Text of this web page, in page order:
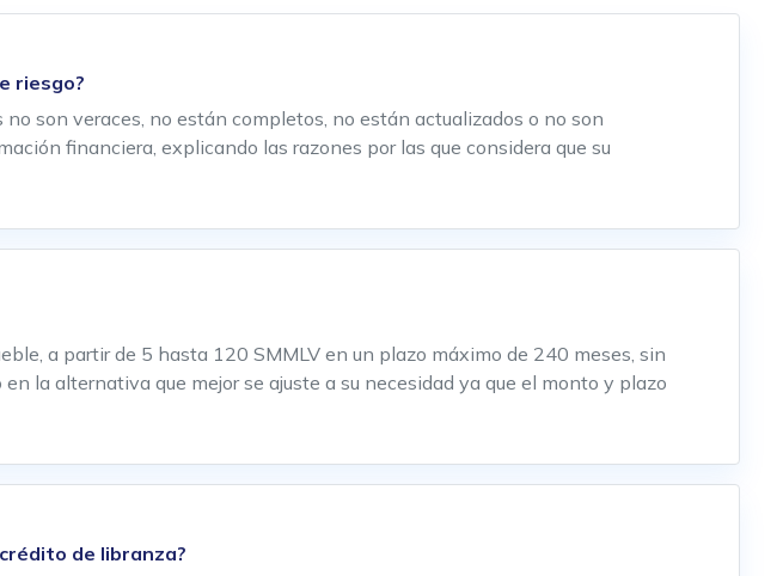
riesgo?
son veraces, no están completos, no están actualizados o no son
financiera, explicando las razones por las que considera que su
a partir de 5 hasta 120 SMMLV en un plazo máximo de 240 meses, sin
la alternativa que mejor se ajuste a su necesidad ya que el monto y plazo
de libranza?